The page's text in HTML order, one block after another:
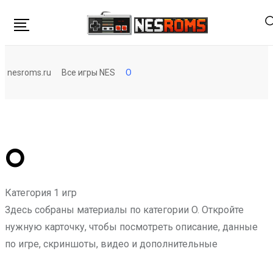
nesroms.ru Все игры NES O
O
Категория 1 игр
Здесь собраны материалы по категории O. Откройте
нужную карточку, чтобы посмотреть описание, данные
по игре, скриншоты, видео и дополнительные